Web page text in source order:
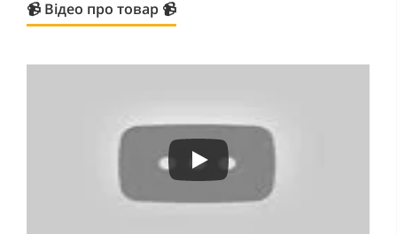
📹 Відео про товар 📹